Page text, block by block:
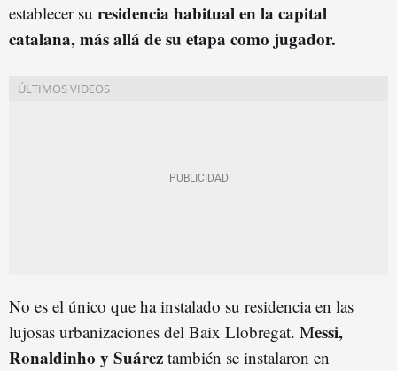
establecer su residencia habitual en la capital
catalana, más allá de su etapa como jugador.
No es el único que ha instalado su residencia en las
lujosas urbanizaciones del Baix Llobregat. Messi,
Ronaldinho y Suárez también se instalaron en